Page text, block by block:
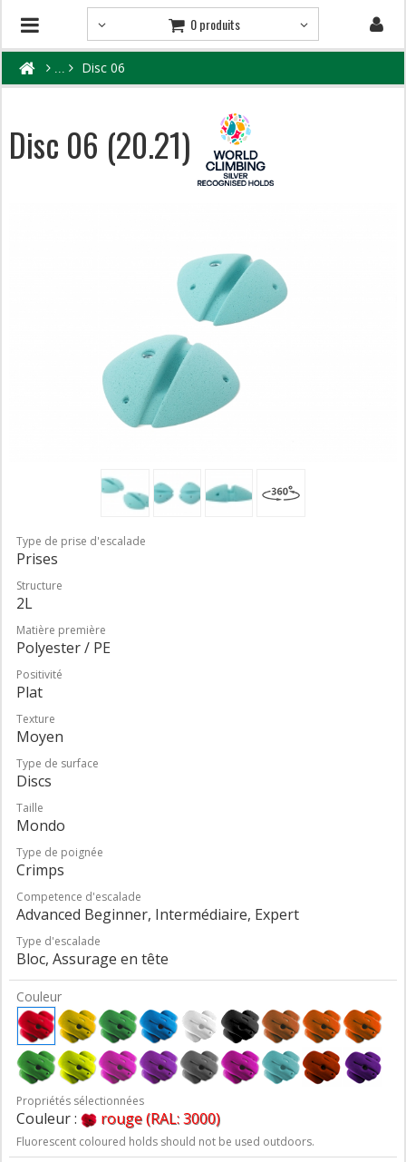
0 produits
Disc 06
Disc 06 (20.21)
Type de prise d'escalade
Prises
Structure
2L
Matière première
Polyester / PE
Positivité
Plat
Texture
Moyen
Type de surface
Discs
Taille
Mondo
Type de poignée
Crimps
Competence d'escalade
Advanced Beginner, Intermédiaire, Expert
Type d'escalade
Bloc, Assurage en tête
Couleur
Propriétés sélectionnées
Couleur : rouge (RAL: 3000)
Fluorescent coloured holds should not be used outdoors.